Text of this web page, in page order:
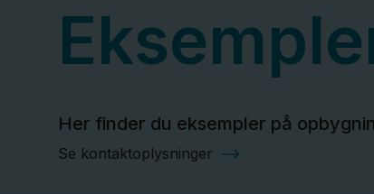
Her finder du eksempler på
Se kontaktoplysninger